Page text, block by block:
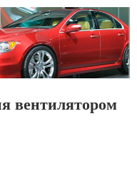
вентилятором